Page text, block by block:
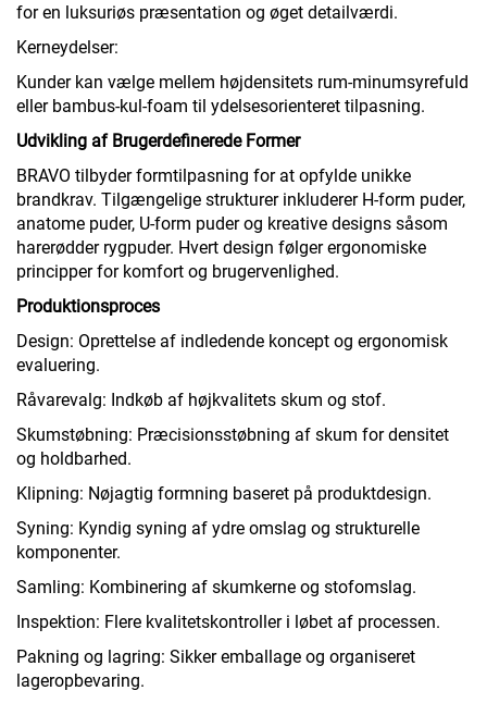
for en luksuriøs præsentation og øget detailværdi.
Kerneydelser:
Kunder kan vælge mellem højdensitets rum-minumsyrefuld
eller bambus-kul-foam til ydelsesorienteret tilpasning.
Udvikling af Brugerdefinerede Former
BRAVO tilbyder formtilpasning for at opfylde unikke
brandkrav. Tilgængelige strukturer inkluderer H-form puder,
anatome puder, U-form puder og kreative designs såsom
harerødder rygpuder. Hvert design følger ergonomiske
principper for komfort og brugervenlighed.
Produktionsproces
Design: Oprettelse af indledende koncept og ergonomisk
evaluering.
Råvarevalg: Indkøb af højkvalitets skum og stof.
Skumstøbning: Præcisionsstøbning af skum for densitet
og holdbarhed.
Klipning: Nøjagtig formning baseret på produktdesign.
Syning: Kyndig syning af ydre omslag og strukturelle
komponenter.
Samling: Kombinering af skumkerne og stofomslag.
Inspektion: Flere kvalitetskontroller i løbet af processen.
Pakning og lagring: Sikker emballage og organiseret
lageropbevaring.